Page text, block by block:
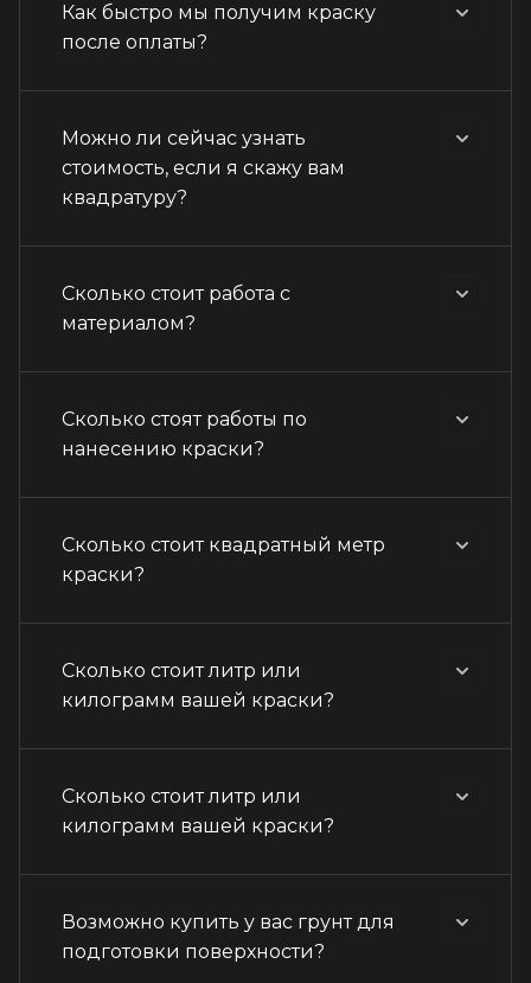
Как быстро мы получим краску
после оплаты?
Можно ли сейчас узнать
стоимость, если я скажу вам
квадратуру?
Сколько стоит работа с
материалом?
Сколько стоят работы по
нанесению краски?
Сколько стоит квадратный метр
краски?
Сколько стоит литр или
килограмм вашей краски?
Сколько стоит литр или
килограмм вашей краски?
Возможно купить у вас грунт для
подготовки поверхности?